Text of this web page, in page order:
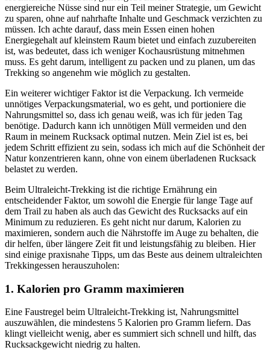
energiereiche Nüsse sind nur ein Teil meiner Strategie, um Gewicht
zu sparen, ohne auf nahrhafte Inhalte und Geschmack verzichten zu
müssen. Ich achte darauf, dass mein Essen einen hohen
Energiegehalt auf kleinstem Raum bietet und einfach zuzubereiten
ist, was bedeutet, dass ich weniger Kochausrüstung mitnehmen
muss. Es geht darum, intelligent zu packen und zu planen, um das
Trekking so angenehm wie möglich zu gestalten.
Ein weiterer wichtiger Faktor ist die Verpackung. Ich vermeide
unnötiges Verpackungsmaterial, wo es geht, und portioniere die
Nahrungsmittel so, dass ich genau weiß, was ich für jeden Tag
benötige. Dadurch kann ich unnötigen Müll vermeiden und den
Raum in meinem Rucksack optimal nutzen. Mein Ziel ist es, bei
jedem Schritt effizient zu sein, sodass ich mich auf die Schönheit der
Natur konzentrieren kann, ohne von einem überladenen Rucksack
belastet zu werden.
Beim Ultraleicht-Trekking ist die richtige Ernährung ein
entscheidender Faktor, um sowohl die Energie für lange Tage auf
dem Trail zu haben als auch das Gewicht des Rucksacks auf ein
Minimum zu reduzieren. Es geht nicht nur darum, Kalorien zu
maximieren, sondern auch die Nährstoffe im Auge zu behalten, die
dir helfen, über längere Zeit fit und leistungsfähig zu bleiben. Hier
sind einige praxisnahe Tipps, um das Beste aus deinem ultraleichten
Trekkingessen herauszuholen:
1. Kalorien pro Gramm maximieren
Eine Faustregel beim Ultraleicht-Trekking ist, Nahrungsmittel
auszuwählen, die mindestens 5 Kalorien pro Gramm liefern. Das
klingt vielleicht wenig, aber es summiert sich schnell und hilft, das
Rucksackgewicht niedrig zu halten.